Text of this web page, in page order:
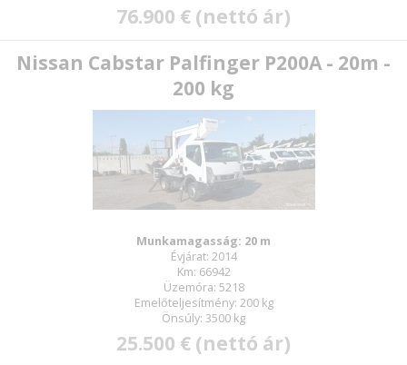
76.900 € (nettó ár)
Nissan Cabstar Palfinger P200A - 20m -
200 kg
Munkamagasság: 20 m
Évjárat: 2014
Km: 66942
Üzemóra: 5218
Emelőteljesítmény: 200 kg
Önsúly: 3500 kg
25.500 € (nettó ár)